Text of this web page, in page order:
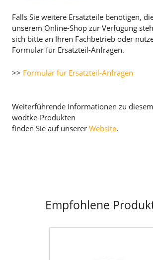
Falls Sie weitere Ersatzteile benötigen,
unserem Online-Shop zur Verfügung
sich bitte an Ihren Fachbetrieb oder
Formular für Ersatzteil-Anfragen.
>> Formular für Ersatzteil-Anfragen
Weiterführende Informationen zu
wodtke-Produkten
finden Sie auf unserer Website.
Empfohlene